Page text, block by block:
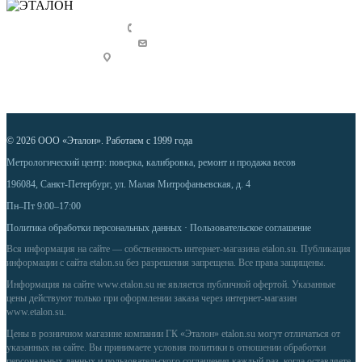
info@etalon.su
Россия, г. Санкт-Петербург,
© 2026 ООО «Эталон». Работаем с 1999 года
Метрологический центр: поверка, калибровка, ремонт и продажа весов
196084, Санкт-Петербург, ул. Малая Митрофаньевская, д. 4
Пн–Пт 9:00–17:00
Политика обработки персональных данных · Пользовательское соглашение
Вся информация на сайте — собственность интернет-магазина etalon.su. Публикация
информации с сайта etalon.su без разрешения запрещена. Все права защищены.
Информация на сайте www.etalon.su не является публичной офертой. Указанные
цены действуют только при оформлении заказа через интернет-магазин
www.etalon.su
Цены в розничном магазине компании ГК «Эталон» etalon.su могут отличаться от
указанных на сайте. Вы принимаете условия политики в отношении обработки